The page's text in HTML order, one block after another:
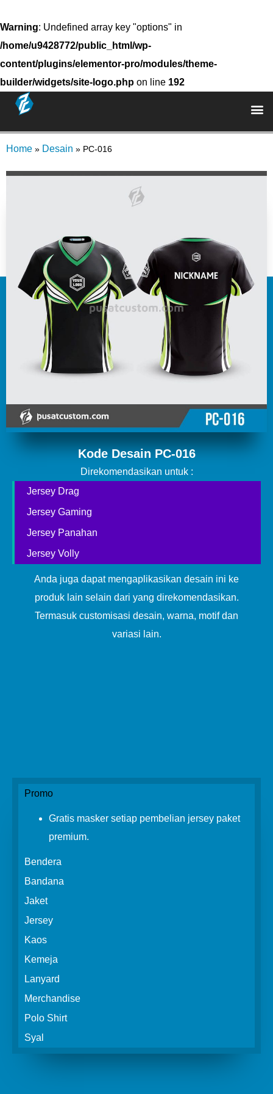
Warning: Undefined array key "options" in
/home/u9428772/public_html/wp-
content/plugins/elementor-pro/modules/theme-
builder/widgets/site-logo.php on line 192
Home » Desain » PC-016
Kode Desain PC-016
Direkomendasikan untuk :
Jersey Drag
Jersey Gaming
Jersey Panahan
Jersey Volly
Anda juga dapat mengaplikasikan desain ini ke
produk lain selain dari yang direkomendasikan.
Termasuk customisasi desain, warna, motif dan
variasi lain.
Promo
Gratis masker setiap pembelian jersey paket
premium.
Bendera
Bandana
Jaket
Jersey
Kaos
Kemeja
Lanyard
Merchandise
Polo Shirt
Syal